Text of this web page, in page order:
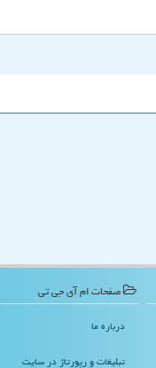
صفحات ام آی جی تی
درباره ما
تبلیغات و رپورتاژ در سایت